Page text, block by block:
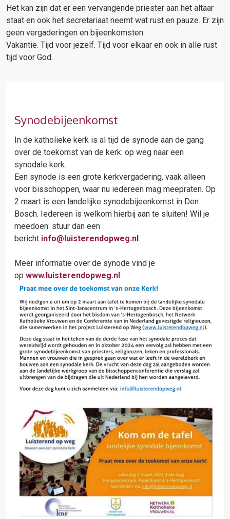
Het kan zijn dat er een vervangende priester aan het altaar
staat en ook het secretariaat neemt wat rust en pauze. Er zijn
geen vergaderingen en bijeenkomsten.
Vakantie. Tijd voor jezelf. Tijd voor elkaar en ook in alle rust
tijd voor God.
Synodebijeenkomst
In de katholieke kerk is al tijd de synode aan de gang
over de toekomst van de kerk: op weg naar een
synodale kerk.
Een synode is een grote kerkvergadering, vaak alleen
voor bisschoppen, waar nu iedereen mag meepraten. Op
2 maart is een landelijke synodebijeenkomst in Den
Bosch. Iedereen is welkom hierbij aan te sluiten! Wil je
meedoen: stuur dan een
bericht info@luisterendopweg.nl.
Meer informatie over de synode vind je
op www.luisterendopweg.nl